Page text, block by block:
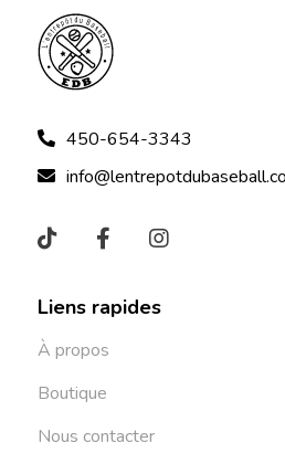
450-654-3343
Liens rapides
À propos
Boutique
Nous contacter